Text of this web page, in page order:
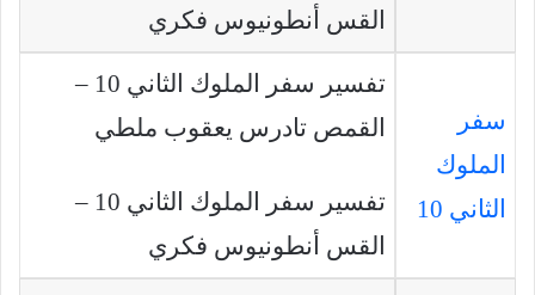
القس أنطونيوس فكري
سفر
الملوك
الثاني 10
تفسير سفر الملوك الثاني 10 –
القمص تادرس يعقوب ملطي
تفسير سفر الملوك الثاني 10 –
القس أنطونيوس فكري